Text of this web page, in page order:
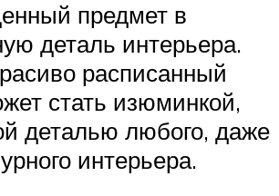
предмет в
деталь интерьера.
расписанный
стать изюминкой,
деталью любого, даже
интерьера.